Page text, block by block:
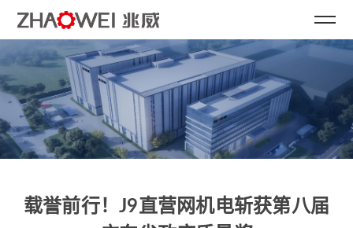
载誉前行！J9直营网机电斩获第八届